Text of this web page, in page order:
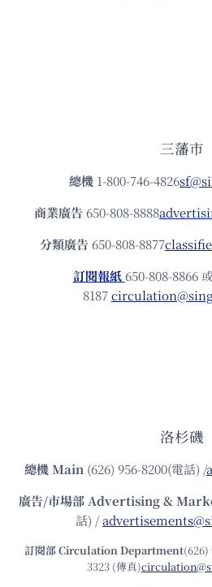
三藩市
總機 1-800-746-4826
商業廣告 650-808-8888
分類廣告 650-808-8877
訂閱報紙 650-808-8866
8187
洛杉磯
總機Main (626) 956-8200(電話) /
廣告/市場部Advertising &
話) /
訂閱部 Circulation Department(626)
3323 (傳真)